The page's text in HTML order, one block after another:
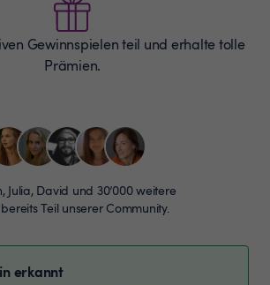
Gewinnspielen teil und erhalte tolle
Prämien.
Julia, David und 30’000 weitere
Teil unserer Community.
erkannt